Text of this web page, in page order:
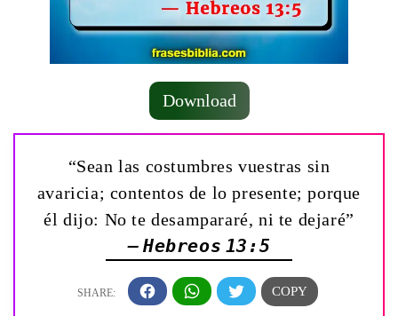
Download
“Sean las costumbres vuestras sin
avaricia; contentos de lo presente; porque
él dijo: No te desampararé, ni te dejaré”
— Hebreos 13:5